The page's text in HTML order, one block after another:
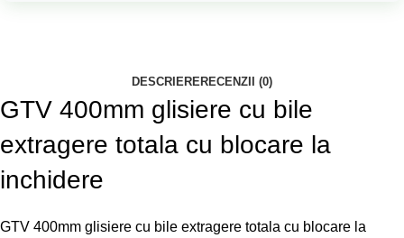
DESCRIERE RECENZII (0)
GTV 400mm glisiere cu bile
extragere totala cu blocare la
inchidere
GTV 400mm glisiere cu bile extragere totala cu blocare la